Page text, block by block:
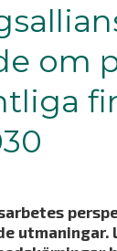
om
utmaningar.